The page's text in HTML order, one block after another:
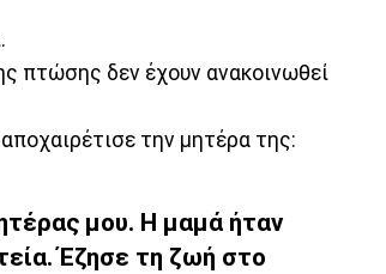
πτώσης δεν έχουν ανακοινωθεί
την μητέρα της:
μου. Η μαμά ήταν
Έζησε τη ζωή στο